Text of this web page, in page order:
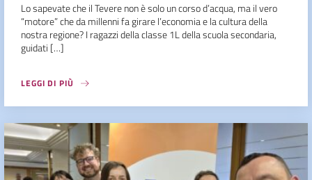
Lo sapevate che il Tevere non è solo un corso d’acqua, ma il vero
“motore” che da millenni fa girare l’economia e la cultura della
nostra regione? I ragazzi della classe 1L della scuola secondaria,
guidati […]
LEGGI DI PIÙ